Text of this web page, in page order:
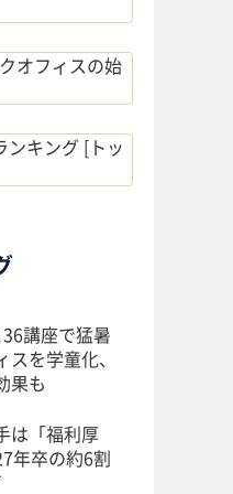
オフィスの始
ンキング [トッ
講座で猛暑
を学童化、
果も
は「福利厚
年卒の約6割